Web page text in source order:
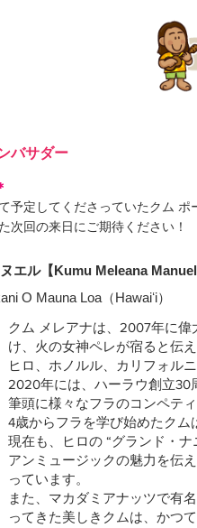
バサダー
予定してくださっていたクム
次回の来日にご期待ください！
エル【Kumu Meleana Manuel
O Mauna Loa（Hawaiʻi）
クム メレアナは、2007年に偉
け、火の女神ペレが宿ると伝
ヒロ、ホノルル、カリフォル
2020年には、ハーラウ創立30
筆頭に様々なフラのコンペテ
4歳からフラを学び始めたクム
現在も、ヒロの “グランド・
アンミュージックの魅力を伝
っています。
また、マカダミアナッツで有
ってきた美しきクムは、かつ